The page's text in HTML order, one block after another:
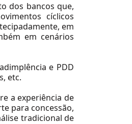
dos bancos que,
cíclicos
em
em cenários
e PDD
etc.
a experiência de
para concessão,
tradicional de